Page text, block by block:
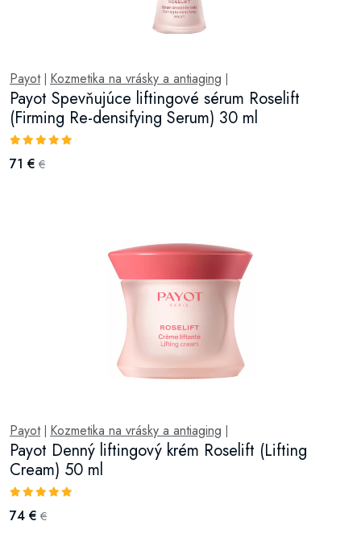
Payot| Kozmetika na vrásky a antiaging
Payot Spevňujúce liftingové sérum Roselift
(Firming Re-densifying Serum) 30 ml
71 € €
Payot| Kozmetika na vrásky a antiaging
Payot Denný liftingový krém Roselift (Lifting
Cream) 50 ml
74 € €